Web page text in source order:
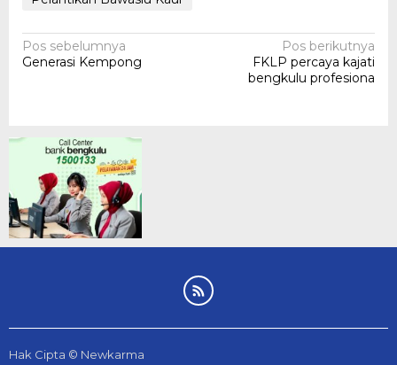
Navigasi
pos
Pos sebelumnya
Generasi Kempong
Pos berikutnya
FKLP percaya kajati
bengkulu profesiona
Hak Cipta © Newkarma